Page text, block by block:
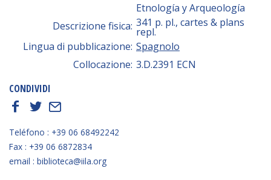
Etnología y Arqueología
Descrizione fisica: 341 p. pl., cartes & plans
repl.
Lingua di pubblicazione: Spagnolo
Collocazione: 3.D.2391 ECN
CONDIVIDI
f
t E
Teléfono : +39 06 68492242
Fax : +39 06 6872834
email : biblioteca@iila.org